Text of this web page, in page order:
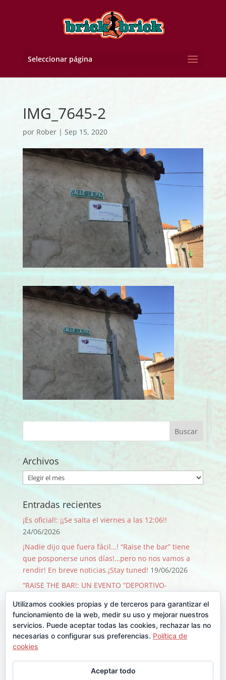
Seleccionar página
IMG_7645-2
por Rober| Sep 15, 2020
Archivos
Archivos
Entradas recientes
¡Es oficial!: ¡¡Se salta el viernes a las 12:06!!
24/06/2026
¡Nadie dijo que fuera fácil…! “Raise the bar” tiene
que posponerse unos días!…pero no nos vamos a
rendir! En breve noticias.¡Stay tuned! 19/06/2026
“RAISE THE BAR!: UN EVENTO “DEPORTIVO-
AÑOS! 09/06/2026
¡GRACIAS, GRACIAS …Y GRACIAS! 29/08/2025
Llegó Junio y con él la Backyard!! 30/06/2025
Comentarios recientes
Utilizamos cookies propias y de terceros para garantizar el
funcionamiento de la web, medir su uso y mejorar nuestros
servicios. Puede aceptar todas las cookies, rechazar las no
necesarias o configurar sus preferencias. Política de
cookies
Aceptar todo